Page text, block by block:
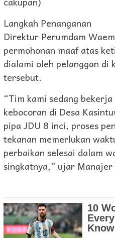
Langkah Penanganan
Direktur Perumdam
permohonan maaf atas
dialami oleh pelanggan di
tersebut.
“Tim kami sedang
kebocoran di Desa
pipa JDU 8 inci, proses
tekanan memerlukan
perbaikan selesai dalam
singkatnya,” ujar